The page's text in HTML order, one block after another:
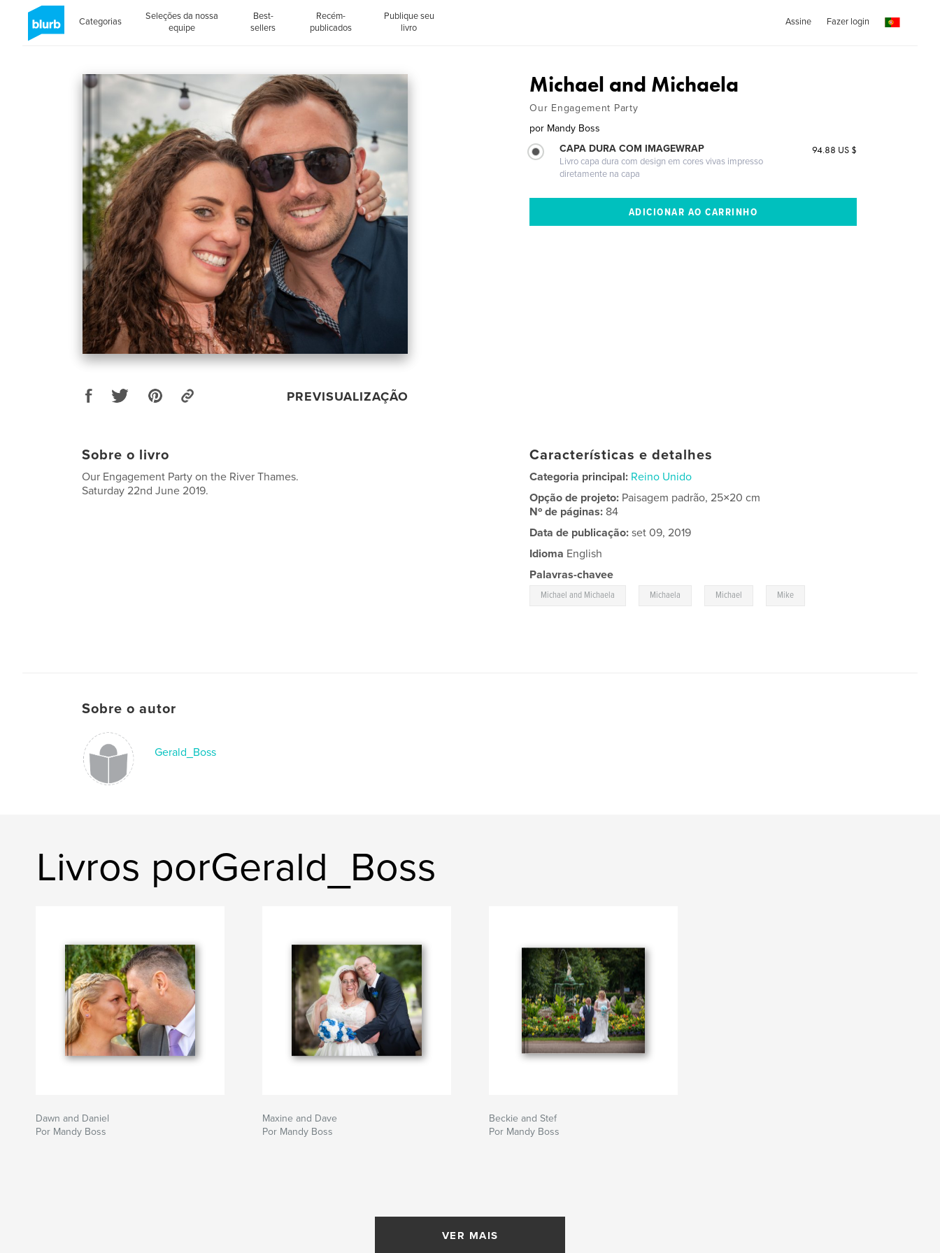
Categorias
Seleções da nossa
equipe
Best-
sellers
Recém-
publicados
Publique seu
livro
Assine Fazer login
PREVISUALIZAÇÃO
Michael and Michaela
Our Engagement Party
por Mandy Boss
CAPA DURA COM IMAGEWRAP
Livro capa dura com design em cores vivas impresso
diretamente na capa
94.88 US $
Sobre o livro
Our Engagement Party on the River Thames.
Saturday 22nd June 2019.
Características e detalhes
Categoria principal: Reino Unido
Opção de projeto: Paisagem padrão, 25×20 cm
Nº de páginas: 84
Data de publicação: set 09, 2019
Idioma English
Palavras-chavee
Michael and Michaela Michaela Michael Mike
Sobre o autor
Gerald_Boss
Livros porGerald_Boss
Dawn and Daniel
Por Mandy Boss
Maxine and Dave
Por Mandy Boss
Beckie and Stef
Por Mandy Boss
VER MAIS